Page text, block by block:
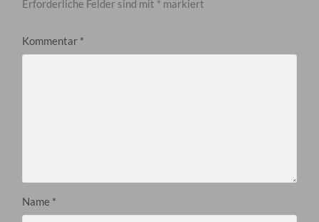
Erforderliche Felder sind mit * markiert
Kommentar *
Name *